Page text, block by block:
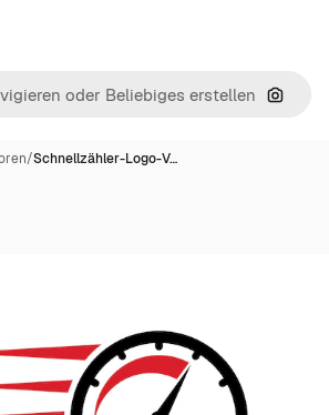
Nach
/Schnellzähler-Logo-V…